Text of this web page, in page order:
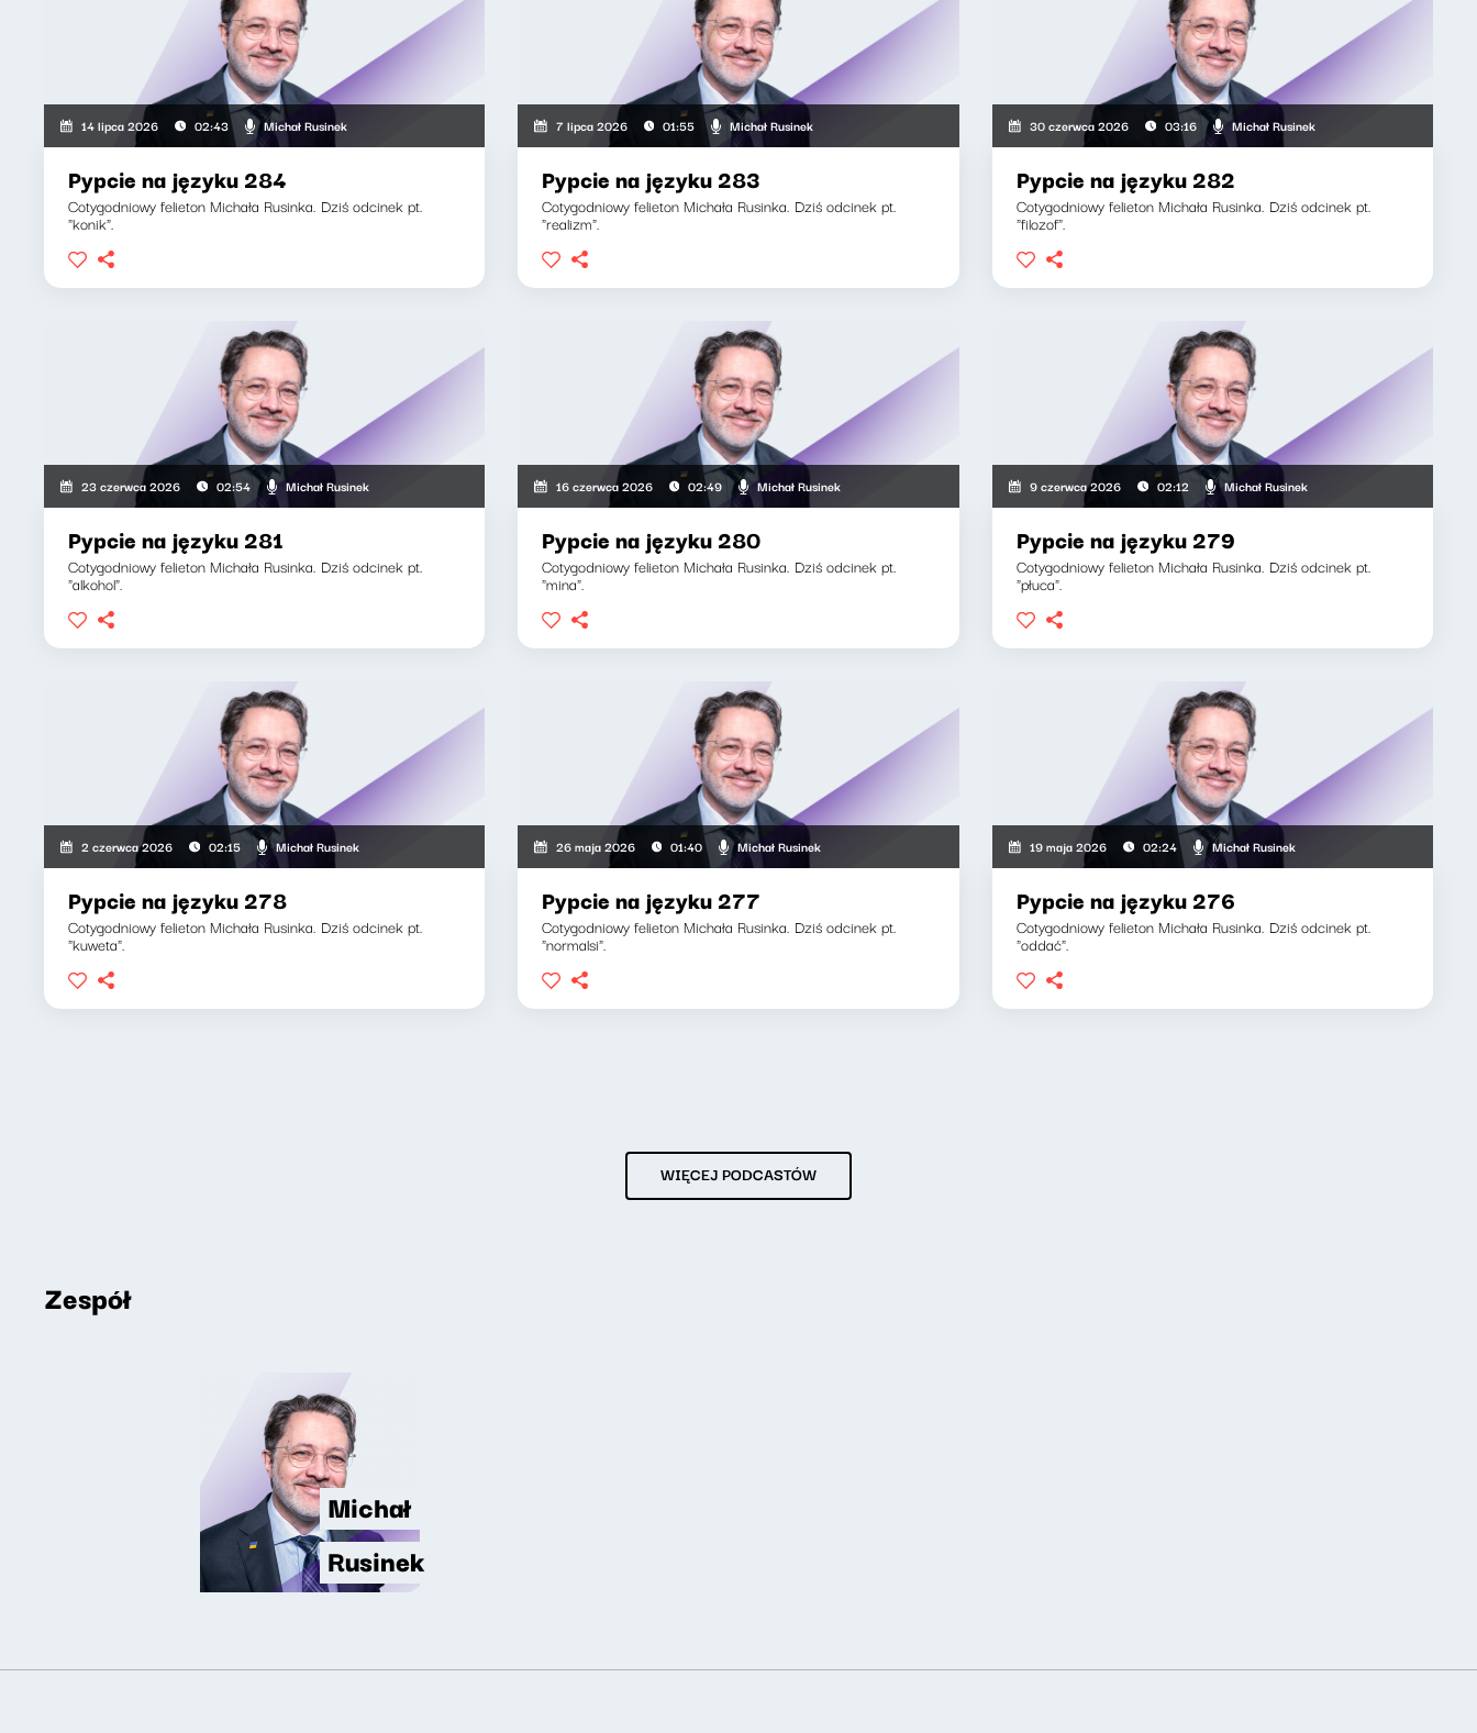
14 lipca 2026 02:43 Michał Rusinek
Pypcie na języku 284
Cotygodniowy felieton Michała Rusinka. Dziś odcinek pt.
"konik".
7 lipca 2026 01:55 Michał Rusinek
Pypcie na języku 283
Cotygodniowy felieton Michała Rusinka. Dziś odcinek pt.
"realizm".
30 czerwca 2026 03:16 Michał Rusinek
Pypcie na języku 282
Cotygodniowy felieton Michała Rusinka. Dziś odcinek pt.
"filozof".
23 czerwca 2026 02:54 Michał Rusinek
Pypcie na języku 281
Cotygodniowy felieton Michała Rusinka. Dziś odcinek pt.
"alkohol".
16 czerwca 2026 02:49 Michał Rusinek
Pypcie na języku 280
Cotygodniowy felieton Michała Rusinka. Dziś odcinek pt.
"mina".
9 czerwca 2026 02:12 Michał Rusinek
Pypcie na języku 279
Cotygodniowy felieton Michała Rusinka. Dziś odcinek pt.
"płuca".
2 czerwca 2026 02:15 Michał Rusinek
Pypcie na języku 278
Cotygodniowy felieton Michała Rusinka. Dziś odcinek pt.
"kuweta".
26 maja 2026 01:40 Michał Rusinek
Pypcie na języku 277
Cotygodniowy felieton Michała Rusinka. Dziś odcinek pt.
"normalsi".
19 maja 2026 02:24 Michał Rusinek
Pypcie na języku 276
Cotygodniowy felieton Michała Rusinka. Dziś odcinek pt.
"oddać".
WIĘCEJ PODCASTÓW
Zespół
Michał
Rusinek